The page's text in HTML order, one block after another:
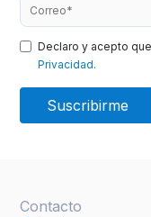
Declaro y acepto
Privacidad.
Contacto